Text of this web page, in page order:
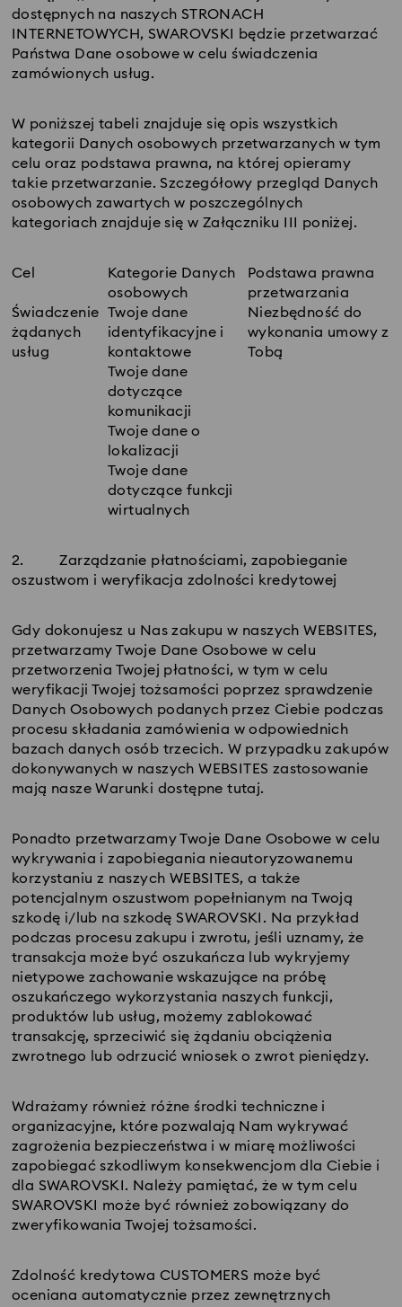
dostępnych na naszych STRONACH
INTERNETOWYCH, SWAROVSKI będzie przetwarzać
Państwa Dane osobowe w celu świadczenia
zamówionych usług.
W poniższej tabeli znajduje się opis wszystkich
kategorii Danych osobowych przetwarzanych w tym
celu oraz podstawa prawna, na której opieramy
takie przetwarzanie. Szczegółowy przegląd Danych
osobowych zawartych w poszczególnych
kategoriach znajduje się w Załączniku III poniżej.
Cel
Kategorie Danych
osobowych
Podstawa prawna
przetwarzania
Świadczenie
żądanych
usług
Twoje dane
identyfikacyjne i
kontaktowe
Twoje dane
dotyczące
komunikacji
Twoje dane o
lokalizacji
Twoje dane
dotyczące funkcji
wirtualnych
Niezbędność do
wykonania umowy z
Tobą
2.
Zarządzanie płatnościami, zapobieganie
oszustwom i weryfikacja zdolności kredytowej
Gdy dokonujesz u Nas zakupu w naszych WEBSITES,
przetwarzamy Twoje Dane Osobowe w celu
przetworzenia Twojej płatności, w tym w celu
weryfikacji Twojej tożsamości poprzez sprawdzenie
Danych Osobowych podanych przez Ciebie podczas
procesu składania zamówienia w odpowiednich
bazach danych osób trzecich. W przypadku zakupów
dokonywanych w naszych WEBSITES zastosowanie
mają nasze Warunki dostępne tutaj.
Ponadto przetwarzamy Twoje Dane Osobowe w celu
wykrywania i zapobiegania nieautoryzowanemu
korzystaniu z naszych WEBSITES, a także
potencjalnym oszustwom popełnianym na Twoją
szkodę i/lub na szkodę SWAROVSKI. Na przykład
podczas procesu zakupu i zwrotu, jeśli uznamy, że
transakcja może być oszukańcza lub wykryjemy
nietypowe zachowanie wskazujące na próbę
oszukańczego wykorzystania naszych funkcji,
produktów lub usług, możemy zablokować
transakcję, sprzeciwić się żądaniu obciążenia
zwrotnego lub odrzucić wniosek o zwrot pieniędzy.
Wdrażamy również różne środki techniczne i
organizacyjne, które pozwalają Nam wykrywać
zagrożenia bezpieczeństwa i w miarę możliwości
zapobiegać szkodliwym konsekwencjom dla Ciebie i
dla SWAROVSKI. Należy pamiętać, że w tym celu
SWAROVSKI może być również zobowiązany do
zweryfikowania Twojej tożsamości.
Zdolność kredytowa CUSTOMERS może być
oceniana automatycznie przez zewnętrznych